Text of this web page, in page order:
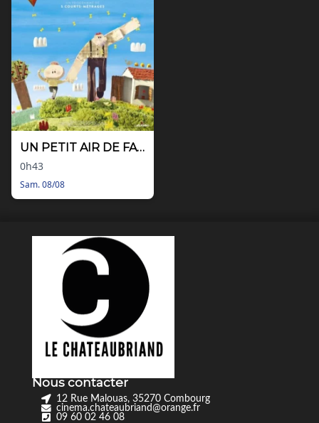
UN PETIT AIR DE FAMILLE
0h43
Sam. 08/08
Nous contacter
12 Rue Malouas, 35270 Combourg
cinema.chateaubriand@orange.fr
09 60 02 46 08